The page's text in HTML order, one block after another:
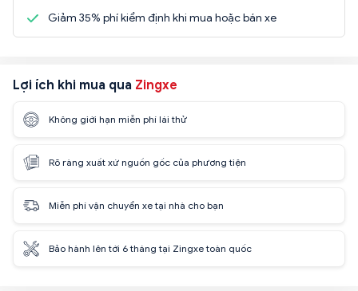
Giảm 35% phí kiểm định khi mua hoặc bán xe
Lợi ích khi mua qua Zingxe
Không giới hạn miễn phí lái thử
Rõ ràng xuất xứ nguồn gốc của phương tiện
Miễn phí vận chuyển xe tại nhà cho bạn
Bảo hành lên tới 6 tháng tại Zingxe toàn quốc